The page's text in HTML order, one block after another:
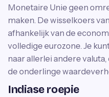
Monetaire Unie geen
maken. De wisselkoers
afhankelijk van de
volledige eurozone. Je
naar allerlei andere
de onderlinge
Indiase roepie